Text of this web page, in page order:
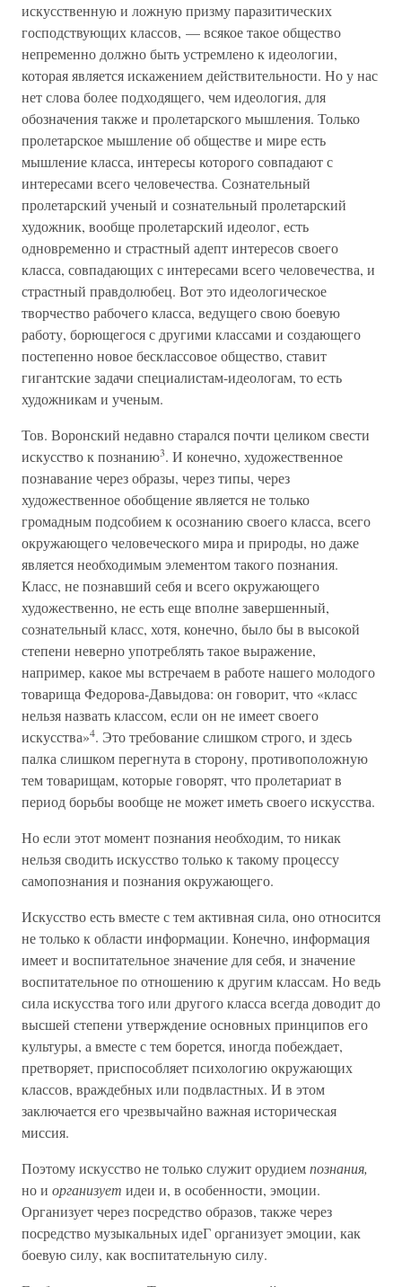
искусственную и ложную призму паразитических
господствующих классов, — всякое такое общество
непременно должно быть устремлено к идеологии,
которая является искажением действительности. Но у нас
нет слова более подходящего, чем идеология, для
обозначения также и пролетарского мышления. Только
пролетарское мышление об обществе и мире есть
мышление класса, интересы которого совпадают с
интересами всего человечества. Сознательный
пролетарский ученый и сознательный пролетарский
художник, вообще пролетарский идеолог, есть
одновременно и страстный адепт интересов своего
класса, совпадающих с интересами всего человечества, и
страстный правдолюбец. Вот это идеологическое
творчество рабочего класса, ведущего свою боевую
работу, борющегося с другими классами и создающего
постепенно новое бесклассовое общество, ставит
гигантские задачи специалистам-идеологам, то есть
художникам и ученым.
Тов. Воронский недавно старался почти целиком свести
искусство к познанию3. И конечно, художественное
познавание через образы, через типы, через
художественное обобщение является не только
громадным подсобием к осознанию своего класса, всего
окружающего человеческого мира и природы, но даже
является необходимым элементом такого познания.
Класс, не познавший себя и всего окружающего
художественно, не есть еще вполне завершенный,
сознательный класс, хотя, конечно, было бы в высокой
степени неверно употреблять такое выражение,
например, какое мы встречаем в работе нашего молодого
товарища Федорова-Давыдова: он говорит, что «класс
нельзя назвать классом, если он не имеет своего
искусства»4. Это требование слишком строго, и здесь
палка слишком перегнута в сторону, противоположную
тем товарищам, которые говорят, что пролетариат в
период борьбы вообще не может иметь своего искусства.
Но если этот момент познания необходим, то никак
нельзя сводить искусство только к такому процессу
самопознания и познания окружающего.
Искусство есть вместе с тем активная сила, оно относится
не только к области информации. Конечно, информация
имеет и воспитательное значение для себя, и значение
воспитательное по отношению к другим классам. Но ведь
сила искусства того или другого класса всегда доводит до
высшей степени утверждение основных принципов его
культуры, а вместе с тем борется, иногда побеждает,
претворяет, приспособляет психологию окружающих
классов, враждебных или подвластных. И в этом
заключается его чрезвычайно важная историческая
миссия.
Поэтому искусство не только служит орудиемпознания,
но и организует идеи и, в особенности, эмоции.
Организует через посредство образов, также через
посредство музыкальных идеГ организует эмоции, как
боевую силу, как воспитательную силу.